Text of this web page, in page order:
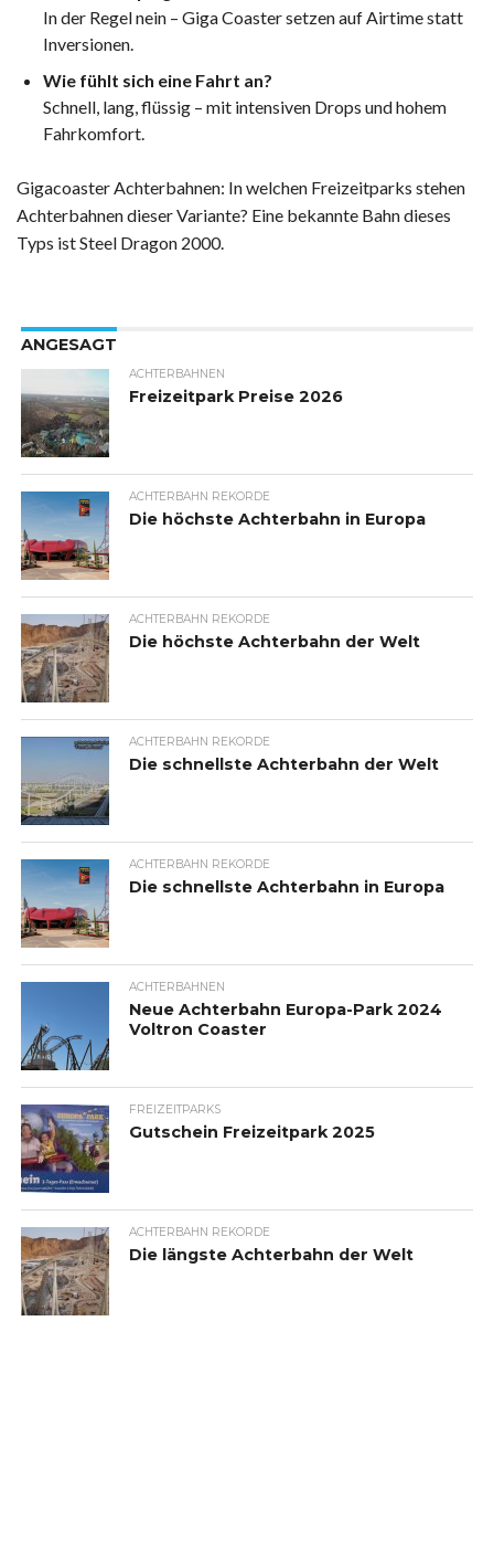
In der Regel nein – Giga Coaster setzen auf Airtime statt
Inversionen.
Wie fühlt sich eine Fahrt an?
Schnell, lang, flüssig – mit intensiven Drops und hohem
Fahrkomfort.
Gigacoaster Achterbahnen: In welchen Freizeitparks stehen
Achterbahnen dieser Variante? Eine bekannte Bahn dieses
Typs ist Steel Dragon 2000.
ANGESAGT
ACHTERBAHNEN
Freizeitpark Preise 2026
ACHTERBAHN REKORDE
Die höchste Achterbahn in Europa
ACHTERBAHN REKORDE
Die höchste Achterbahn der Welt
ACHTERBAHN REKORDE
Die schnellste Achterbahn der Welt
ACHTERBAHN REKORDE
Die schnellste Achterbahn in Europa
ACHTERBAHNEN
Neue Achterbahn Europa-Park 2024
Voltron Coaster
FREIZEITPARKS
Gutschein Freizeitpark 2025
ACHTERBAHN REKORDE
Die längste Achterbahn der Welt